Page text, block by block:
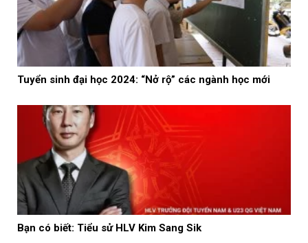
Tuyển sinh đại học 2024: “Nở rộ” các ngành học mới
Bạn có biết: Tiểu sử HLV Kim Sang Sik